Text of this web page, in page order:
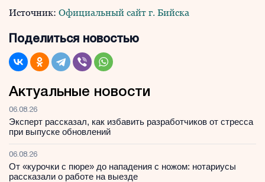
Источник: Официальный сайт г. Бийска
Поделиться новостью
Актуальные новости
06.08.26
Эксперт рассказал, как избавить разработчиков от стресса
при выпуске обновлений
06.08.26
От «курочки с пюре» до нападения с ножом: нотариусы
рассказали о работе на выезде